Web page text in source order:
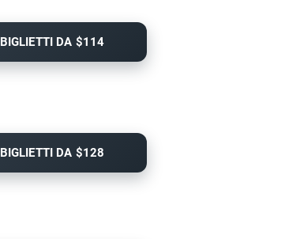
BIGLIETTI DA $114
BIGLIETTI DA $128